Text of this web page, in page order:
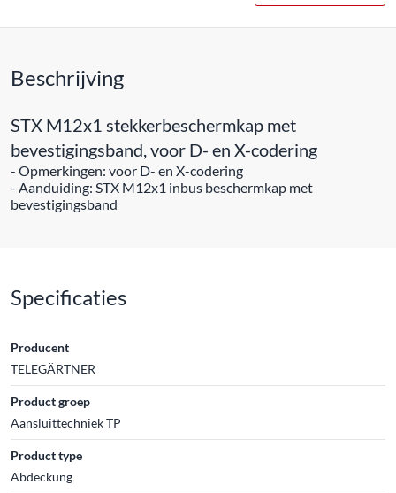
Beschrijving
STX M12x1 stekkerbeschermkap met
bevestigingsband, voor D- en X-codering
- Opmerkingen: voor D- en X-codering
- Aanduiding: STX M12x1 inbus beschermkap met
bevestigingsband
Specificaties
Producent
TELEGÄRTNER
Product groep
Aansluittechniek TP
Product type
Abdeckung